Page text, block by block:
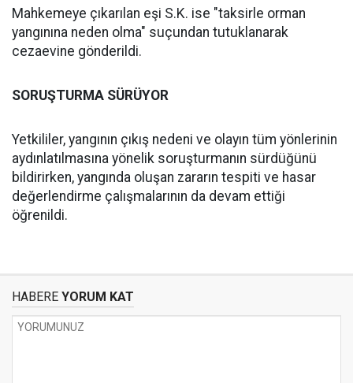
Mahkemeye çıkarılan eşi S.K. ise "taksirle orman
yangınına neden olma" suçundan tutuklanarak
cezaevine gönderildi.
SORUŞTURMA SÜRÜYOR
Yetkililer, yangının çıkış nedeni ve olayın tüm yönlerinin
aydınlatılmasına yönelik soruşturmanın sürdüğünü
bildirirken, yangında oluşan zararın tespiti ve hasar
değerlendirme çalışmalarının da devam ettiği
öğrenildi.
HABERE YORUM KAT